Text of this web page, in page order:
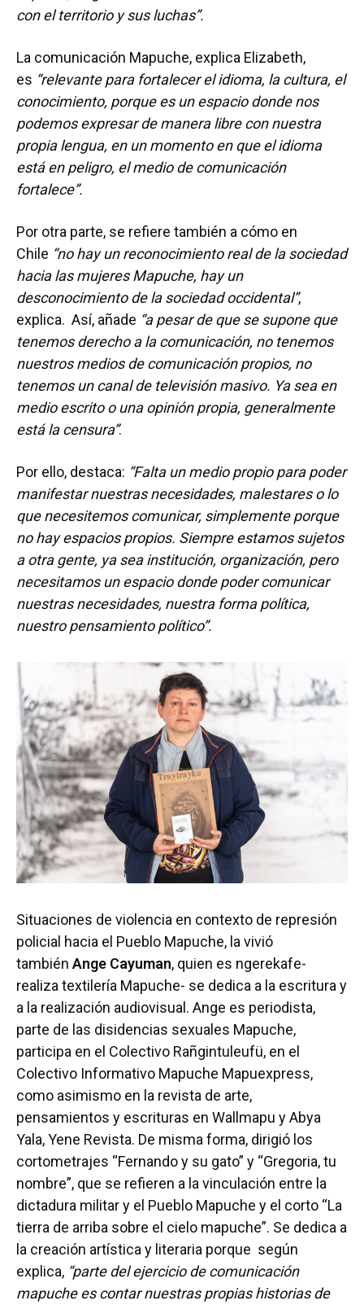
con el territorio y sus luchas”.
La comunicación Mapuche, explica Elizabeth,
es “relevante para fortalecer el idioma, la cultura, el
conocimiento, porque es un espacio donde nos
podemos expresar de manera libre con nuestra
propia lengua, en un momento en que el idioma
está en peligro, el medio de comunicación
fortalece”.
Por otra parte, se refiere también a cómo en
Chile “no hay un reconocimiento real de la sociedad
hacia las mujeres Mapuche, hay un
desconocimiento de la sociedad occidental”,
explica. Así, añade “a pesar de que se supone que
tenemos derecho a la comunicación, no tenemos
nuestros medios de comunicación propios, no
tenemos un canal de televisión masivo. Ya sea en
medio escrito o una opinión propia, generalmente
está la censura”.
Por ello, destaca: “Falta un medio propio para poder
manifestar nuestras necesidades, malestares o lo
que necesitemos comunicar, simplemente porque
no hay espacios propios. Siempre estamos sujetos
a otra gente, ya sea institución, organización, pero
necesitamos un espacio donde poder comunicar
nuestras necesidades, nuestra forma política,
nuestro pensamiento político”.
Situaciones de violencia en contexto de represión
policial hacia el Pueblo Mapuche, la vivió
también Ange Cayuman, quien es ngerekafe-
realiza textilería Mapuche- se dedica a la escritura y
a la realización audiovisual. Ange es periodista,
parte de las disidencias sexuales Mapuche,
participa en el Colectivo Rañgintuleufü, en el
Colectivo Informativo Mapuche Mapuexpress,
como asimismo en la revista de arte,
pensamientos y escrituras en Wallmapu y Abya
Yala, Yene Revista. De misma forma, dirigió los
cortometrajes “Fernando y su gato” y “Gregoria, tu
nombre”, que se refieren a la vinculación entre la
dictadura militar y el Pueblo Mapuche y el corto “La
tierra de arriba sobre el cielo mapuche”. Se dedica a
la creación artística y literaria porque según
explica, “parte del ejercicio de comunicación
mapuche es contar nuestras propias historias de